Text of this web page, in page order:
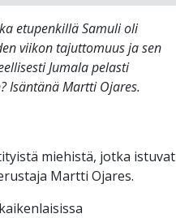
etupenkillä Samuli oli
viikon tajuttomuus ja sen
Jumala pelasti
Isäntänä Martti Ojares.
miehistä, jotka istuvat
Martti Ojares.